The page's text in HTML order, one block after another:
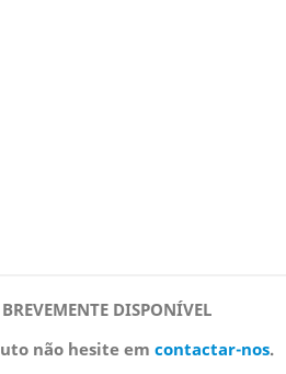
DISPONÍVEL
não hesite em contactar-nos.